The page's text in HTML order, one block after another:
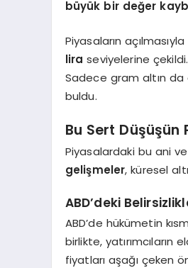
büyük bir değer
Piyasaların
lira seviyelerine
Sadece gram altın
buldu.
Bu Sert Düşüşün
Piyasalardaki bu ani
gelişmeler, küresel
ABD’deki
ABD’de hükümetin
birlikte,
fiyatları aşağı çeken